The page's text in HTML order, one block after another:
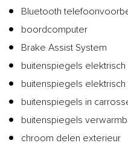
Bluetooth
boordcomputer
Brake Assist System
buitenspiegels elektrisch
buitenspiegels
buitenspiegels in
buitenspiegels
chroom delen exterieur